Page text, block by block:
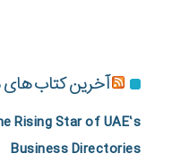
آخرین کتاب
Rising Star of UAE’s
Business Directories